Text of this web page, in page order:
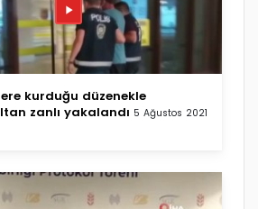
kurduğu düzenekle
zanlı yakalandı 5 Ağustos 2021